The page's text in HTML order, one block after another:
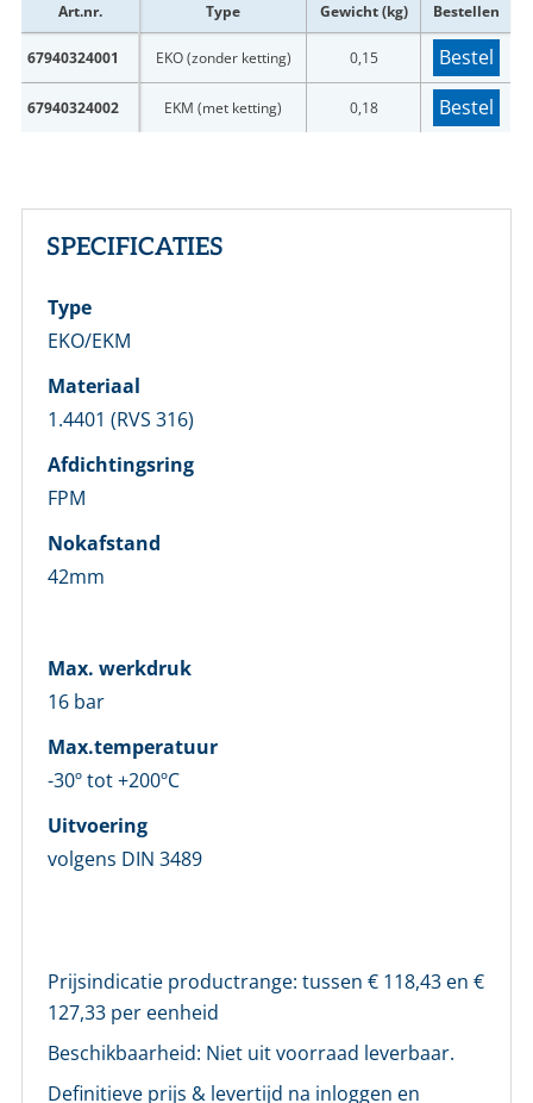
Art.nr. Type Gewicht (kg) Bestellen
67940324001 EKO (zonder ketting) 0,15 Bestel
67940324002 EKM (met ketting) 0,18 Bestel
SPECIFICATIES
Type
EKO/EKM
Materiaal
1.4401 (RVS 316)
Afdichtingsring
FPM
Nokafstand
42mm
Max. werkdruk
16 bar
Max.temperatuur
-30º tot +200ºC
Uitvoering
volgens DIN 3489
Prijsindicatie productrange: tussen € 118,43 en €
127,33 per eenheid
Beschikbaarheid: Niet uit voorraad leverbaar.
Definitieve prijs & levertijd na inloggen en
E-mailadres *
Wachtwoord *